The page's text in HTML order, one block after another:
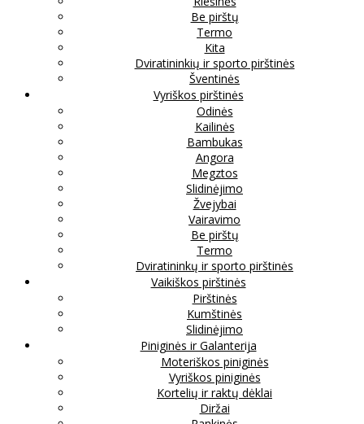
Be pirštų
Termo
Kita
Dviratininkių ir sporto pirštinės
Šventinės
Vyriškos pirštinės
Odinės
Kailinės
Bambukas
Angora
Megztos
Slidinėjimo
Žvejybai
Vairavimo
Be pirštų
Termo
Dviratininkų ir sporto pirštinės
Vaikiškos pirštinės
Pirštinės
Kumštinės
Slidinėjimo
Piniginės ir Galanterija
Moteriškos piniginės
Vyriškos piniginės
Kortelių ir raktų dėklai
Diržai